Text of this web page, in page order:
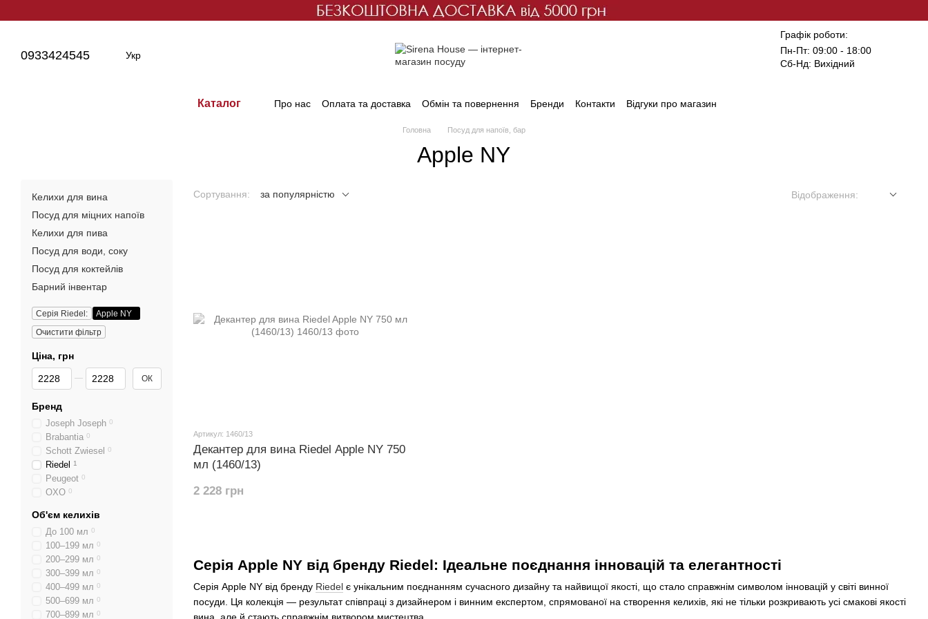
0933424545 Укр
Графік роботи:
Пн-Пт: 09:00 - 18:00
Сб-Нд: Вихідний
Каталог Про нас Оплата та доставка Обмін та повернення Бренди Контакти Відгуки про магазин
Головна Посуд для напоїв, бар
Apple NY
Сортування: за популярністю Відображення:
Серія Apple NY від бренду Riedel: Ідеальне поєднання інновацій та елегантності
Серія Apple NY від бренду Riedel є унікальним поєднанням сучасного дизайну та найвищої якості, що стало справжнім символом інновацій у світі винної
посуди. Ця колекція — результат співпраці з дизайнером і винним експертом, спрямованої на створення келихів, які не тільки розкривають усі смакові якості
Артикул: 1460/13
Декантер для вина Riedel Apple NY 750
мл (1460/13)
2 228 грн
Келихи для вина
Посуд для міцних напоїв
Келихи для пива
Посуд для води, соку
Посуд для коктейлів
Барний інвентар
Серія Riedel:
Apple NY
Очистити фільтр
Ціна, грн
Від Ціна, грн
До Ціна, грн ОК
Бренд
Joseph Joseph 0
Brabantia 0
Schott Zwiesel 0
Riedel 1
Peugeot 0
OXO 0
Об'єм келихів
До 100 мл 0
100–199 мл 0
200–299 мл 0
300–399 мл 0
400–499 мл 0
500–699 мл 0
700–899 мл 0